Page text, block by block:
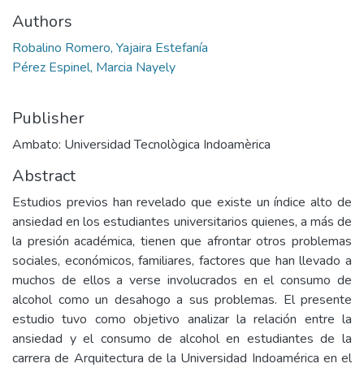
Authors
Robalino Romero, Yajaira Estefanía
Pérez Espinel, Marcia Nayely
Publisher
Ambato: Universidad Tecnològica Indoamèrica
Abstract
Estudios previos han revelado que existe un índice alto de
ansiedad en los estudiantes universitarios quienes, a más de
la presión académica, tienen que afrontar otros problemas
sociales, económicos, familiares, factores que han llevado a
muchos de ellos a verse involucrados en el consumo de
alcohol como un desahogo a sus problemas. El presente
estudio tuvo como objetivo analizar la relación entre la
ansiedad y el consumo de alcohol en estudiantes de la
carrera de Arquitectura de la Universidad Indoamérica en el